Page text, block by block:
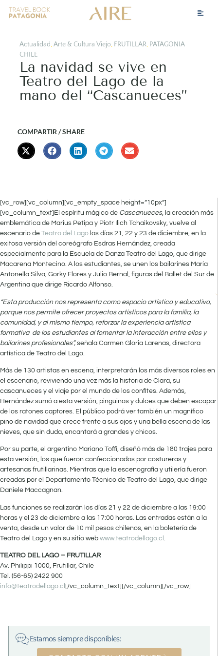
Actualidad,Arte & Cultura Viejo, FRUTILLAR, PATAGONIA
CHILE
La navidad se vive en
Teatro del Lago de la
mano del “Cascanueces”
COMPARTIR / SHARE
[vc_row][vc_column][vc_empty_space height=”10px”]
[vc_column_text]El espíritu mágico de Cascanueces, la creación más
emblemática de Marius Petipa y Piotr Ilich Tchaikovsky, vuelve al
escenario de Teatro del Lago los días 21, 22 y 23 de diciembre, en la
exitosa versión del coreógrafo Esdras Hernández, creada
especialmente para la Escuela de Danza Teatro del Lago, que dirige
Macarena Montecino. A los estudiantes, se unen los bailarines María
Antonella Silva, Gorky Flores y Julio Bernal, figuras del Ballet del Sur de
Argentina que dirige Ricardo Alfonso.
“Esta producción nos representa como espacio artístico y educativo,
porque nos permite ofrecer proyectos artísticos para la familia, la
comunidad, y al mismo tiempo, reforzar la experiencia artística
formativa de los estudiantes al fomentar la interacción entre ellos y
bailarines profesionales”,señala Carmen Gloria Larenas, directora
artística de Teatro del Lago.
Más de 130 artistas en escena, interpretarán los más diversos roles en
el escenario, reviviendo una vez más la historia de Clara, su
cascanueces y el viaje por el mundo de los confites. Además,
Hernández sumó a esta versión, pingüinos y dulces que deben escapar
de los ratones captores. El público podrá ver también un magnífico
pino de navidad que crece frente a sus ojos y una bella escena de las
nieves, que sin duda, encantará a grandes y chicos.
Por su parte, el argentino Mariano Toffi, diseñó más de 180 trajes para
esta versión, los que fueron confeccionados por costureras y
artesanas frutillarinas. Mientras que la escenografía y utilería fueron
creadas por el Departamento Técnico de Teatro del Lago, que dirige
Daniele Maccagnan.
Las funciones se realizarán los días 21 y 22 de diciembre a las 19:00
horas y el 23 de diciembre a las 17:00 horas. Las entradas están a la
venta, desde un valor de 10 mil pesos chilenos, en la boletería de
Teatro del Lago y en su sitio web www.teatrodellago.cl
TEATRO DEL LAGO – FRUTILLAR
Av. Philippi 1000, Frutillar, Chile
Tel. (56-65) 2422 900
info@teatrodellago.cl [/vc_column_text][/vc_column][/vc_row]
Estamos siempre disponibles: